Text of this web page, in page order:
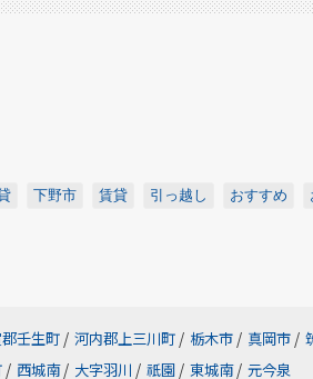
下野市 賃貸 引っ越し おすすめ
壬生町 / 河内郡上三川町 / 栃木市 / 真岡市 /
/ 西城南 / 大字羽川 / 祇園 / 東城南 / 元今泉